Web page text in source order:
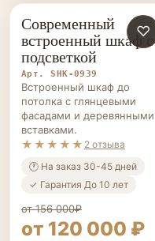
ШКАФЫ НА ЗАКАЗ ♡
Современный
встроенный шкаф с
подсветкой
Арт. SHK-0939
Встроенный шкаф до
потолка с глянцевыми
фасадами и деревянными
вставками.
★★★★★ 2 отзыва
🕐 На заказ 30-45 дней
✓ Гарантия До 10 лет
от 156 000₽
от 120 000 ₽